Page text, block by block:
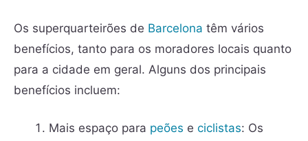
Os superquarteirões de Barcelona têm vários
benefícios, tanto para os moradores locais quanto
para a cidade em geral. Alguns dos principais
benefícios incluem:
Mais espaço para peões e ciclistas: Os